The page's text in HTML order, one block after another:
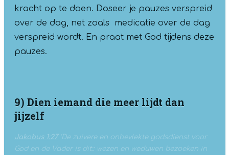
kracht op te doen. Doseer je pauzes verspreid
over de dag, net zoals medicatie over de dag
verspreid wordt. En praat met God tijdens deze
pauzes.
9) Dien iemand die meer lijdt dan
jijzelf
Jakobus 1:27‘De zuivere en onbevlekte godsdienst voor
God en de Vader is dit:: wezen en weduwen bezoeken in